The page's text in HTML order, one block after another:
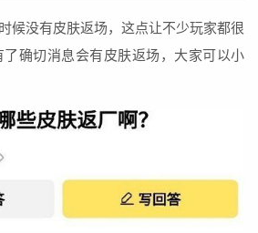
候没有皮肤返场，这点让不少玩家都很
确切消息会有皮肤返场，大家可以小